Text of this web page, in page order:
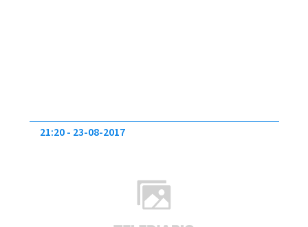
21:20 23-08-2017